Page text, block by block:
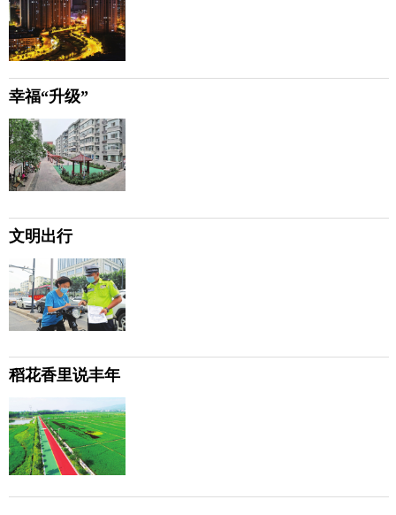
幸福“升级”
文明出行
稻花香里说丰年